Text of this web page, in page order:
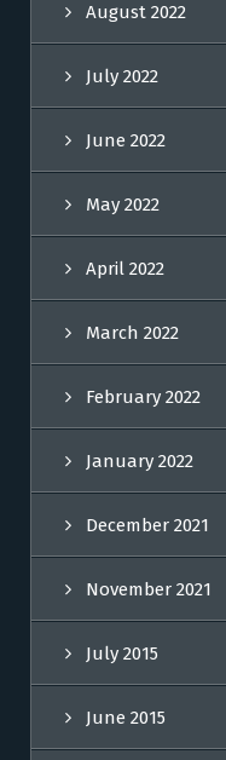
August 2022
July 2022
June 2022
May 2022
April 2022
March 2022
February 2022
January 2022
December 2021
November 2021
July 2015
June 2015